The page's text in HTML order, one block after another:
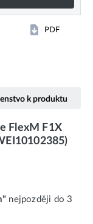
PDF
k produktu
FlexM F1X
nejpozději do 3